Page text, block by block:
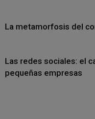
La metamorfosis del
Las redes sociales: el
pequeñas empresas